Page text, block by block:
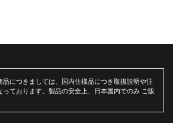
品につきましては、国内仕様品につき取扱説明や注
ております。製品の安全上、日本国内でのみ ご販